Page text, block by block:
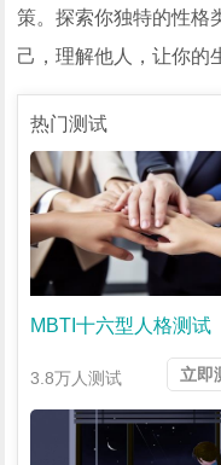
策。探索你独特的性格
己，理解他人，让你的
热门测试
MBTI十六型人格测试
3.8万人测试 立即